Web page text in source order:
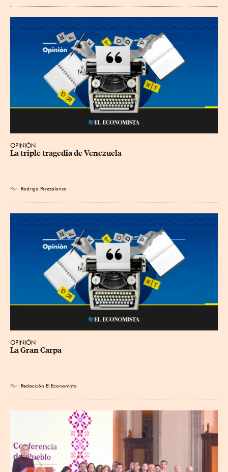
OPINIÓN
La triple tragedia de Venezuela
Por Rodrigo Perezalonso
OPINIÓN
La Gran Carpa
Por Redacción El Economista